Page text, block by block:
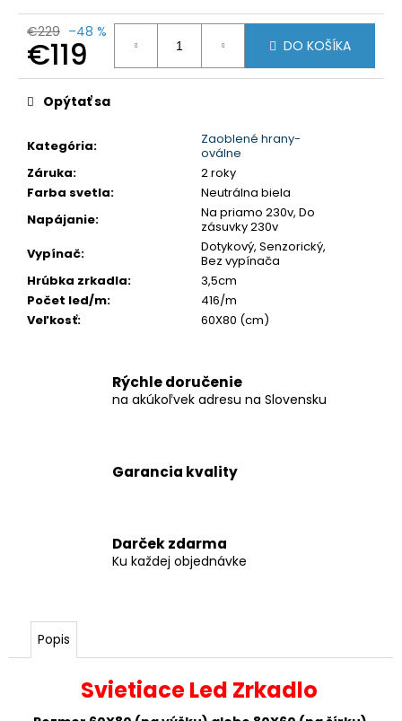
€229 –48 %
€119
Jednotková
cena:
DO KOŠÍKA
Kategória:
Zaoblené hrany-
oválne
Záruka:
2 roky
Farba svetla:
Neutrálna biela
Napájanie:
Na priamo 230v, Do
zásuvky 230v
Vypínač:
Dotykový, Senzorický,
Bez vypínača
Hrúbka zrkadla:
3,5cm
Počet led/m:
416/m
Veľkosť: 60X80 (cm)
Opýtať sa
Rýchle doručenie
na akúkoľvek adresu na Slovensku
Garancia kvality
Darček zdarma
Ku každej objednávke
Popis
Svietiace Led Zrkadlo